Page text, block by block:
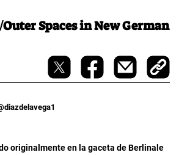
Spaces in New German
originalmente en la gaceta de Berlinale